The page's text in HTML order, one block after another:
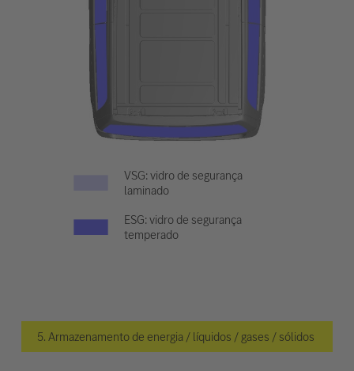
VSG: vidro de segurança
laminado
ESG: vidro de segurança
temperado
5. Armazenamento de energia / líquidos / gases / sólidos